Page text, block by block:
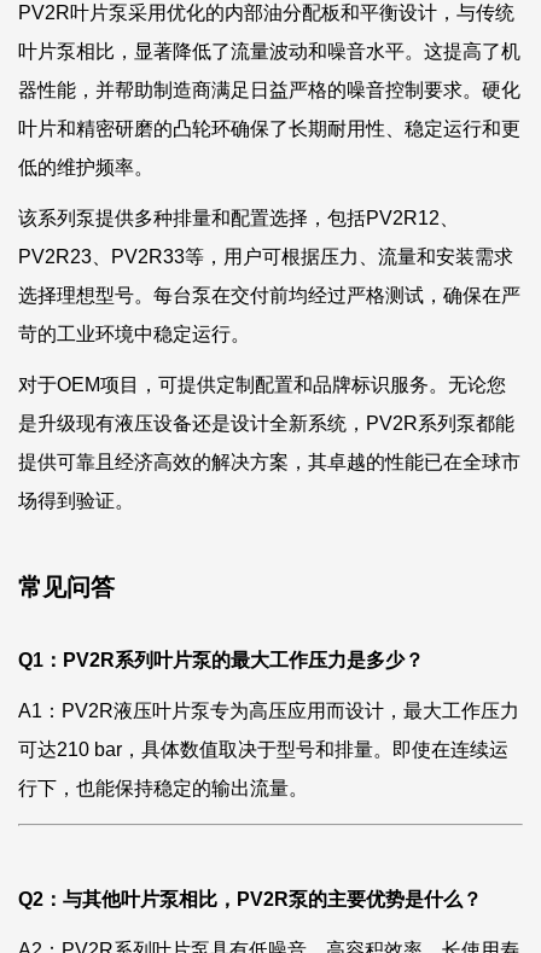
PV2R叶片泵采用优化的内部油分配板和平衡设计，与传统
叶片泵相比，显著降低了流量波动和噪音水平。这提高了机
器性能，并帮助制造商满足日益严格的噪音控制要求。硬化
叶片和精密研磨的凸轮环确保了长期耐用性、稳定运行和更
低的维护频率。
该系列泵提供多种排量和配置选择，包括PV2R12、
PV2R23、PV2R33等，用户可根据压力、流量和安装需求
选择理想型号。每台泵在交付前均经过严格测试，确保在严
苛的工业环境中稳定运行。
对于OEM项目，可提供定制配置和品牌标识服务。无论您
是升级现有液压设备还是设计全新系统，PV2R系列泵都能
提供可靠且经济高效的解决方案，其卓越的性能已在全球市
场得到验证。
常见问答
Q1：PV2R系列叶片泵的最大工作压力是多少？
A1：PV2R液压叶片泵专为高压应用而设计，最大工作压力
可达210 bar，具体数值取决于型号和排量。即使在连续运
行下，也能保持稳定的输出流量。
Q2：与其他叶片泵相比，PV2R泵的主要优势是什么？